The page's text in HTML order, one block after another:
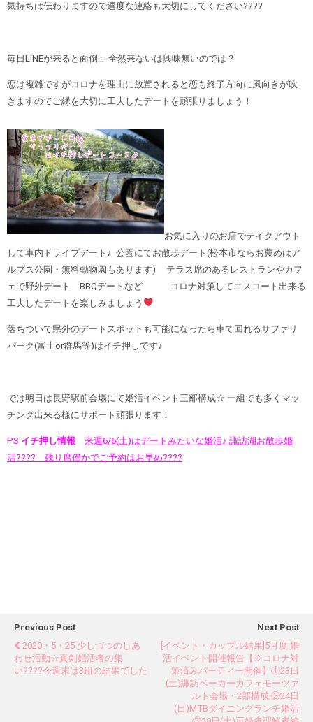
気持ちは伝わりますので適度な連絡も大切にしてください????
毎日LINEが来ると面倒… 全然来ないは興味無いのでは？
恋は複雑ですがコロナを理由に放置されると恋も終了方向に風向きが吹
きますのでご縁を大切に工夫したデートを頑張りましょう！
お気に入りのお店でテイクアウト
して車内ドライブデート♪ 公園にてお散歩デート(松本市ならお薦めはア
ルプス公園・無料動物園もあります) テラス席のあるレストランやカフ
ェで野外デート BBQデートなど コロナ対策してエスコート出来る
工夫したデートを楽しみましょう
落ちついて県外のデートスポットも可能になったら車で回れるサファリ
パーク(富士or群馬等)はイチ押しです♪
では明日は長野駅前会場にて婚活イベント三部構成☆ 一組でも多くマッ
チング出来る様にサポート頑張ります！
PS イチ押し情報 来週6/6(土)はデートみたいな婚活♪ 諏訪湖お散歩婚
活???? 残り席僅かでご予約はお早め????
Previous Post
2020・5・25 少しづつのしあ
わせ活動☆真剣婚活者の集
い????今週末は3組の結果でした
Next Post
[イベント・カップル結果]5月度 婚
活イベント開催報告【※コロナ対
策済みパーティー開催】①23日
(土)諏訪ベーカーカフェモーツァ
ルト会場・2部構成 ②24日
(日)MTBダイニングランチ婚活